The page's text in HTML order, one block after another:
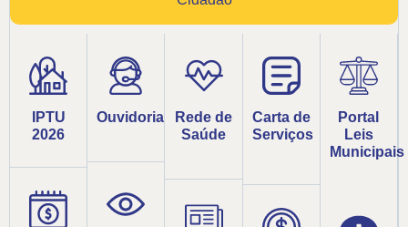
IPTU
2026
Ouvidoria
Rede de
Saúde
Carta de
Serviços
Portal
Leis
Municipais